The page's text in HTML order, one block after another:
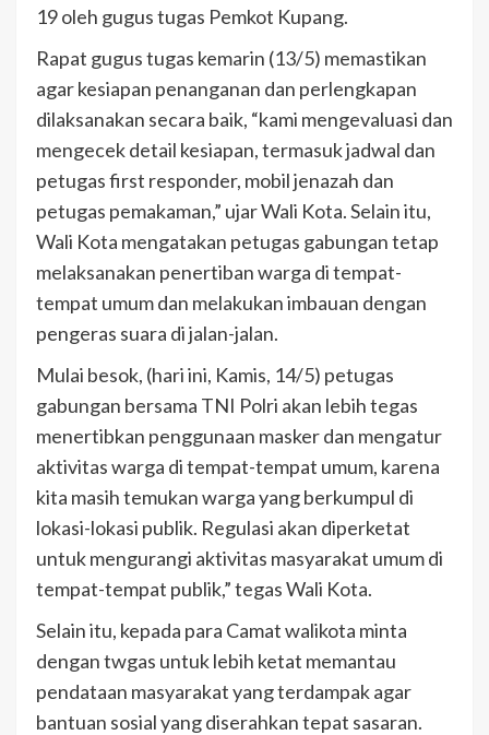
19 oleh gugus tugas Pemkot Kupang.
Rapat gugus tugas kemarin (13/5) memastikan
agar kesiapan penanganan dan perlengkapan
dilaksanakan secara baik, “kami mengevaluasi dan
mengecek detail kesiapan, termasuk jadwal dan
petugas first responder, mobil jenazah dan
petugas pemakaman,” ujar Wali Kota. Selain itu,
Wali Kota mengatakan petugas gabungan tetap
melaksanakan penertiban warga di tempat-
tempat umum dan melakukan imbauan dengan
pengeras suara di jalan-jalan.
Mulai besok, (hari ini, Kamis, 14/5) petugas
gabungan bersama TNI Polri akan lebih tegas
menertibkan penggunaan masker dan mengatur
aktivitas warga di tempat-tempat umum, karena
kita masih temukan warga yang berkumpul di
lokasi-lokasi publik. Regulasi akan diperketat
untuk mengurangi aktivitas masyarakat umum di
tempat-tempat publik,” tegas Wali Kota.
Selain itu, kepada para Camat walikota minta
dengan twgas untuk lebih ketat memantau
pendataan masyarakat yang terdampak agar
bantuan sosial yang diserahkan tepat sasaran.